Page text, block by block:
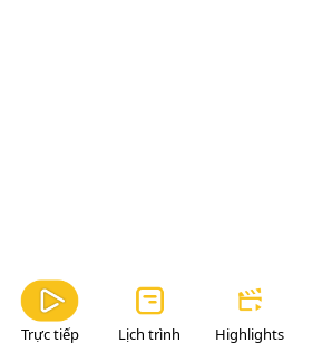
Trực tiếp Lịch trình Highlights